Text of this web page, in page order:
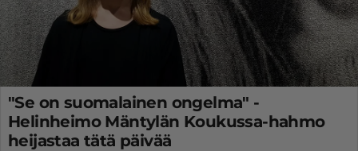
"Se on suomalainen ongelma" -
Helinheimo Mäntylän Koukussa-hahmo
heijastaa tätä päivää